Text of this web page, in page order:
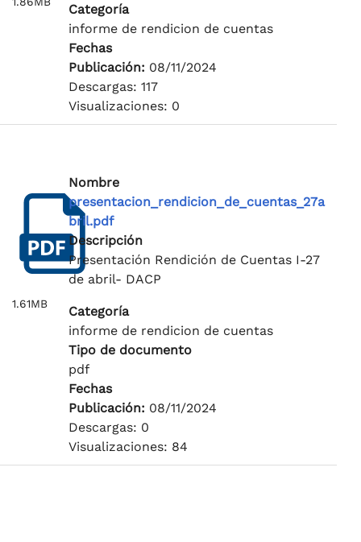
Categoría
informe de rendicion de cuentas
Fechas
Publicación: 08/11/2024
Descargas: 117
Visualizaciones: 0
1.61MB
Nombre
presentacion_rendicion_de_cuentas_27a
bril.pdf
Descripción
Presentación Rendición de Cuentas I-27
de abril- DACP
Categoría
informe de rendicion de cuentas
Tipo de documento
pdf
Fechas
Publicación: 08/11/2024
Descargas: 0
Visualizaciones: 84